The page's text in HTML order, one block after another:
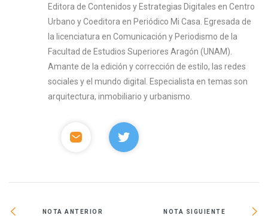
Editora de Contenidos y Estrategias Digitales en Centro
Urbano y Coeditora en Periódico Mi Casa. Egresada de
la licenciatura en Comunicación y Periodismo de la
Facultad de Estudios Superiores Aragón (UNAM).
Amante de la edición y corrección de estilo, las redes
sociales y el mundo digital. Especialista en temas son
arquitectura, inmobiliario y urbanismo.
NOTA ANTERIOR NOTA SIGUIENTE